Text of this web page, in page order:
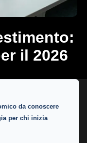
il 2026
da conoscere
per chi inizia